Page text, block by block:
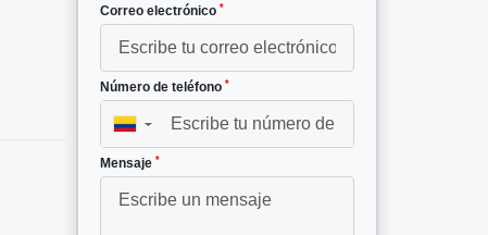
Correo electrónico *
Número de teléfono *
▼
Mensaje *